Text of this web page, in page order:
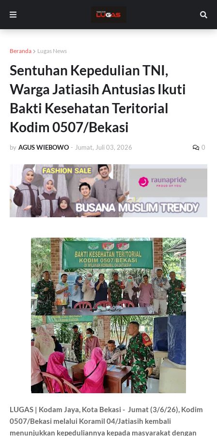
Beranda Lugas News
Sentuhan Kepedulian TNI,
Warga Jatiasih Antusias Ikuti
Bakti Kesehatan Teritorial
Kodim 0507/Bekasi
by AGUS WIEBOWO - Jumat, Juli 03, 2026 0
LUGAS | Kodam Jaya, Kota Bekasi - Jumat (3/6/26), Kodim
0507/Bekasi melalui Koramil 04/Jatiasih kembali
menunjukkan kepeduliannya kepada masyarakat dengan